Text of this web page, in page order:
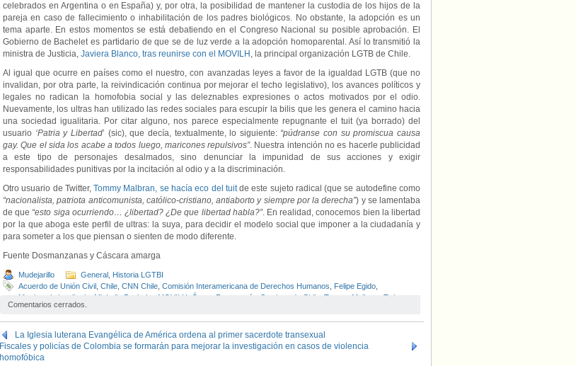
celebrados en Argentina o en España) y, por otra, la posibilidad de mantener la custodia de los hijos de la
pareja en caso de fallecimiento o inhabilitación de los padres biológicos. No obstante, la adopción es un
tema aparte. En estos momentos se está debatiendo en el Congreso Nacional su posible aprobación. El
Gobierno de Bachelet es partidario de que se de luz verde a la adopción homoparental. Así lo transmitió la
ministra de Justicia, Javiera Blanco, tras reunirse con el MOVILH , la principal organización LGTB de Chile.
Al igual que ocurre en países como el nuestro, con avanzadas leyes a favor de la igualdad LGTB (que no
invalidan, por otra parte, la reivindicación continua por mejorar el techo legislativo), los avances políticos y
legales no radican la homofobia social y las deleznables expresiones o actos motivados por el odio.
Nuevamente, los ultras han utilizado las redes sociales para escupir la bilis que les genera el camino hacia
una sociedad igualitaria. Por citar alguno, nos parece especialmente repugnante el tuit (ya borrado) del
usuario ‘Patria y Libertad’ (sic), que decía, textualmente, lo siguiente: “púdranse con su promiscua causa
gay. Que el sida los acabe a todos luego, maricones repulsivos”. Nuestra intención no es hacerle publicidad
a este tipo de personajes desalmados, sino denunciar la impunidad de sus acciones y exigir
responsabilidades punitivas por la incitación al odio y a la discriminación.
Otro usuario de Twitter,Tommy Malbran, se hacía eco del tuitde este sujeto radical (que se autodefine como
“nacionalista, patriota anticomunista, católico-cristiano, antiaborto y siempre por la derecha”) y se lamentaba
de que “esto siga ocurriendo… ¿libertad? ¿De que libertad habla?”. En realidad, conocemos bien la libertad
por la que aboga este perfil de ultras: la suya, para decidir el modelo social que imponer a la ciudadanía y
para someter a los que piensan o sienten de modo diferente.
Fuente Dosmanzanas y Cáscara amarga
Mudejarillo General Historia LGTBI
Acuerdo de Unión Civil Chile CNN Chile Comisión Interamericana de Derechos Humanos Felipe Egido
Matrimonio igualitario
Michelle Bachelet MOVILH Óscar Rementería Santiago de Chile Tommy Malbran Twitter
Uniones Civiles,Videos
Comentarios cerrados.
La Iglesia luterana Evangélica de América ordena al primer sacerdote transexual
Fiscales y policías de Colombia se formarán para mejorar la investigación en casos de violencia
homofóbica